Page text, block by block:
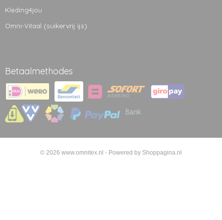
Kleding4jou
Omni-Vitaal (suikervrij ijs)
Betaalmethodes
© 2026 www.omnitex.nl - Powered by Shoppagina.nl